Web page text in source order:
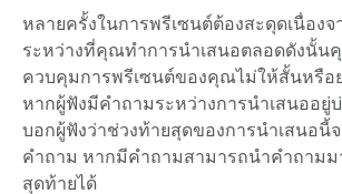
หลายครั้งในการพรีเซนต์ต้องสะดุดเนื่อง
ระหว่างที่คุณทำการนำเสนอตลอดดังนั้น
ควบคุมการพรีเซนต์ของคุณไม่ให้สั้นหรือ
หากผู้ฟังมีคำถามระหว่างการนำเสนออยู่
บอกผู้ฟังว่าช่วงท้ายสุดของการนำเสนอนี้
คำถาม หากมีคำถามสามารถนำคำถามม
สุดท้ายได้